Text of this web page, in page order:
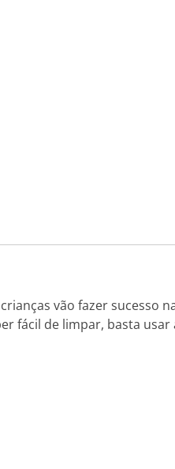
vão fazer sucesso
fácil de limpar, basta